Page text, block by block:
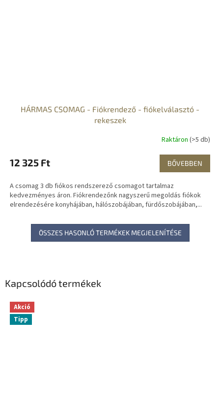
Kapcsolódó termékek
Akció
Tipp
HÁRMAS CSOMAG - Fiókrendező - fiókelválasztó -
rekeszek
Raktáron (>5 db)
12 325 Ft BŐVEBBEN
A csomag 3 db fiókos rendszerező csomagot tartalmaz
kedvezményes áron. Fiókrendezőnk nagyszerű megoldás fiókok
elrendezésére konyhájában, hálószobájában, fürdőszobájában,...
ÖSSZES HASONLÓ TERMÉKEK MEGJELENÍTÉSE